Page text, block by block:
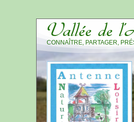
Vallée de
CONNAÎTRE, PARTAGER,